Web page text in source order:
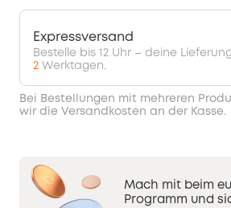
Expressversand
Bestelle bis 12 Uhr – deine
2 Werktagen.
Bei Bestellungen mit mehreren
wir die Versandkosten an der Kasse.
Mach mit beim
Programm und